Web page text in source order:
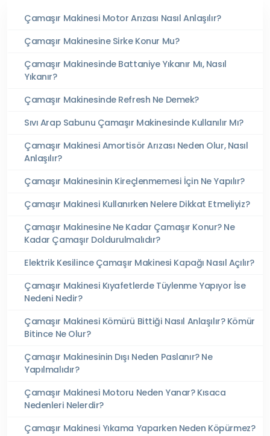
Çamaşır Makinesi Motor Arızası Nasıl Anlaşılır?
Çamaşır Makinesine Sirke Konur Mu?
Çamaşır Makinesinde Battaniye Yıkanır Mı, Nasıl
Yıkanır?
Çamaşır Makinesinde Refresh Ne Demek?
Sıvı Arap Sabunu Çamaşır Makinesinde Kullanılır Mı?
Çamaşır Makinesi Amortisör Arızası Neden Olur, Nasıl
Anlaşılır?
Çamaşır Makinesinin Kireçlenmemesi İçin Ne Yapılır?
Çamaşır Makinesi Kullanırken Nelere Dikkat Etmeliyiz?
Çamaşır Makinesine Ne Kadar Çamaşır Konur? Ne
Kadar Çamaşır Doldurulmalıdır?
Elektrik Kesilince Çamaşır Makinesi Kapağı Nasıl Açılır?
Çamaşır Makinesi Kıyafetlerde Tüylenme Yapıyor İse
Nedeni Nedir?
Çamaşır Makinesi Kömürü Bittiği Nasıl Anlaşılır? Kömür
Bitince Ne Olur?
Çamaşır Makinesinin Dışı Neden Paslanır? Ne
Yapılmalıdır?
Çamaşır Makinesi Motoru Neden Yanar? Kısaca
Nedenleri Nelerdir?
Çamaşır Makinesi Yıkama Yaparken Neden Köpürmez?